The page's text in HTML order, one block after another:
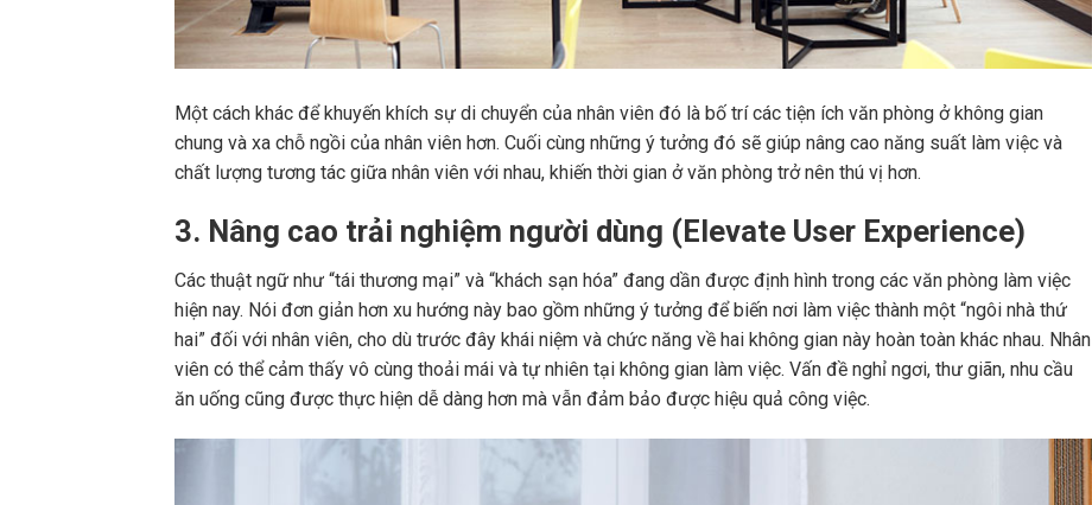
Một cách khác để khuyến khích sự di chuyển của nhân viên đó là bố trí các tiện ích văn phòng ở không gian
chung và xa chỗ ngồi của nhân viên hơn. Cuối cùng những ý tưởng đó sẽ giúp nâng cao năng suất làm việc và
chất lượng tương tác giữa nhân viên với nhau, khiến thời gian ở văn phòng trở nên thú vị hơn.
3. Nâng cao trải nghiệm người dùng (Elevate User Experience)
Các thuật ngữ như “tái thương mại” và “khách sạn hóa” đang dần được định hình trong các văn phòng làm việc
hiện nay. Nói đơn giản hơn xu hướng này bao gồm những ý tưởng để biến nơi làm việc thành một “ngôi nhà thứ
hai” đối với nhân viên, cho dù trước đây khái niệm và chức năng về hai không gian này hoàn toàn khác nhau. Nhân
viên có thể cảm thấy vô cùng thoải mái và tự nhiên tại không gian làm việc. Vấn đề nghỉ ngơi, thư giãn, nhu cầu
ăn uống cũng được thực hiện dễ dàng hơn mà vẫn đảm bảo được hiệu quả công việc.